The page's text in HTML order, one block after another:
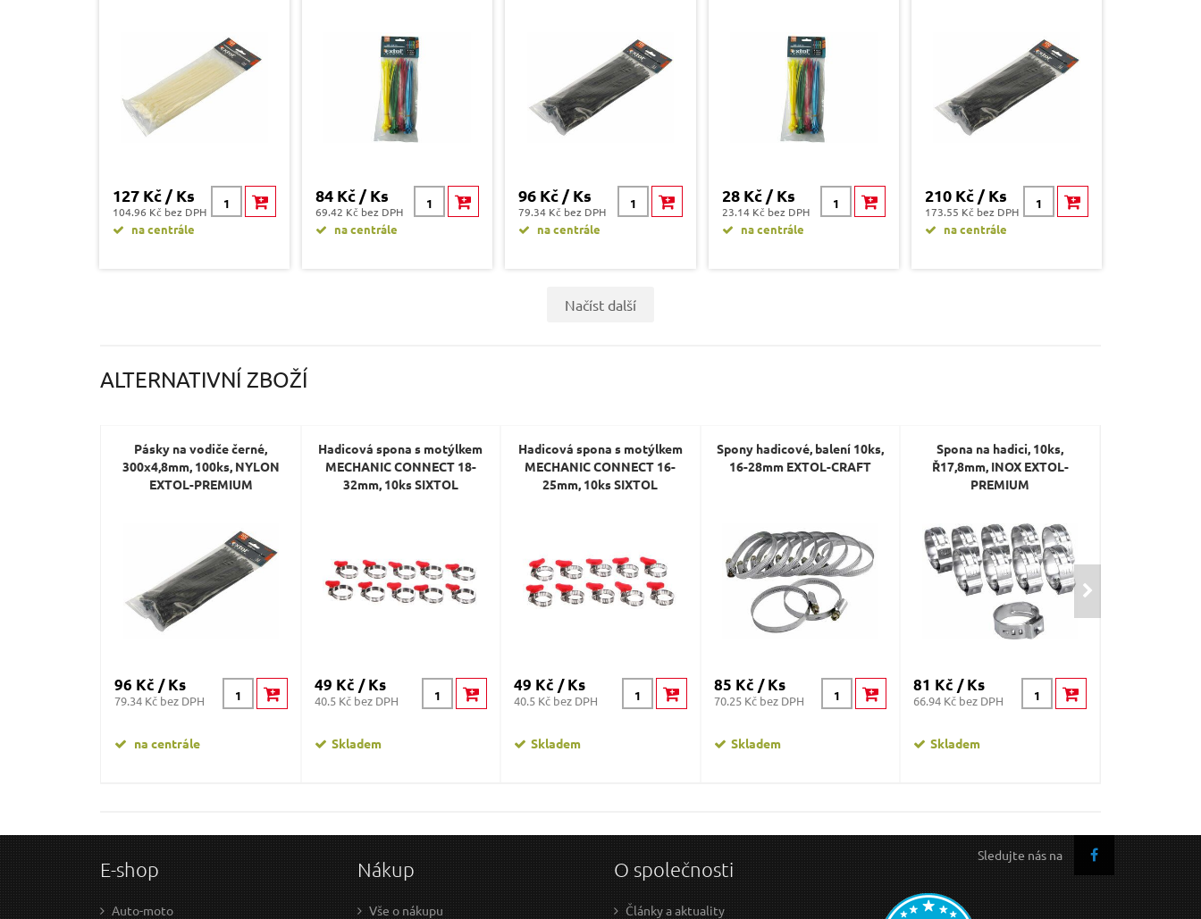
127 Kč / Ks
104.96 Kč bez DPH
na centrále
84 Kč / Ks
69.42 Kč bez DPH
na centrále
96 Kč / Ks
79.34 Kč bez DPH
na centrále
28 Kč / Ks
23.14 Kč bez DPH
na centrále
210 Kč / Ks
173.55 Kč bez DPH
na centrále
Načíst další
ALTERNATIVNÍ ZBOŽÍ
Pásky na vodiče černé,
300x4,8mm, 100ks, NYLON
EXTOL-PREMIUM
96 Kč / Ks
79.34 Kč bez DPH
na centrále
Hadicová spona s motýlkem
MECHANIC CONNECT 18-
32mm, 10ks SIXTOL
49 Kč / Ks
40.5 Kč bez DPH
Skladem
Hadicová spona s motýlkem
MECHANIC CONNECT 16-
25mm, 10ks SIXTOL
49 Kč / Ks
40.5 Kč bez DPH
Skladem
Spony hadicové, balení 10ks,
16-28mm EXTOL-CRAFT
85 Kč / Ks
70.25 Kč bez DPH
Skladem
Spona na hadici, 10ks,
Ř17,8mm, INOX EXTOL-
PREMIUM
81 Kč / Ks
66.94 Kč bez DPH
Skladem
Sledujte nás na
E-shop
Auto-moto
Nákup
Vše o nákupu
O společnosti
Články a aktuality